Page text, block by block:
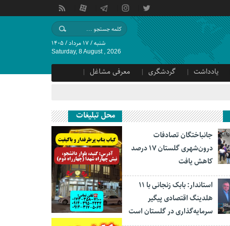
شنبه / ۱۷ مرداد / ۱۴۰۵
Saturday, 8 August , 2026
یادداشت گردشگری
معرفی مشاغل
جانباختگان تصادفات
درون‌شهری گلستان ۱۷ درصد
کاهش یافت
استاندار: بابک زنجانی با ۱۱
هلدینگ اقتصادی پیگیر
سرمایه‌گذاری در گلستان است
محل تبلیغات